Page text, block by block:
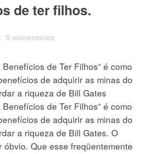
de ter filhos.
0 comentários
de Ter Filhos” é como
de adquirir as minas do
a riqueza de Bill Gates
de Ter Filhos” é como
de adquirir as minas do
a riqueza de Bill Gates. O
Que esse freqüentemente